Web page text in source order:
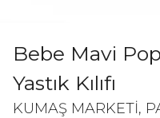
Bebe Mavi
Yastık Kılıfı
KUMAŞ MARKETİ,